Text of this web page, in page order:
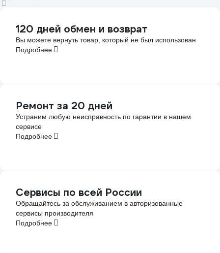
120 дней обмен и возврат
Вы можете вернуть товар, который не был использован
Подробнее
Ремонт за 20 дней
Устраним любую неисправность по гарантии в нашем
сервисе
Подробнее
Сервисы по всей России
Обращайтесь за обслуживанием в авторизованные
сервисы производителя
Подробнее